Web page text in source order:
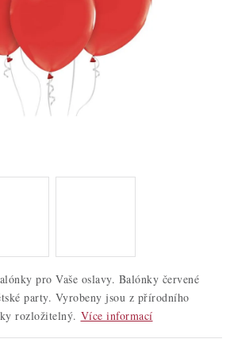
Obchodní podmínky
Blog
Moje objednávka
údajů
pro Vaše oslavy. Balónky červené
party. Vyrobeny jsou z přírodního
rozložitelný. Více informací